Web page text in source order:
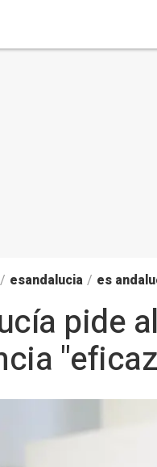
/ esandalucia / es
pide